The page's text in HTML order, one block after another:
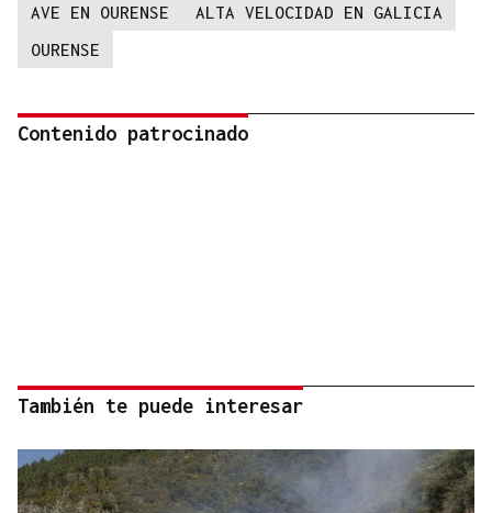
AVE EN OURENSE
ALTA VELOCIDAD EN GALICIA
OURENSE
Contenido patrocinado
También te puede interesar